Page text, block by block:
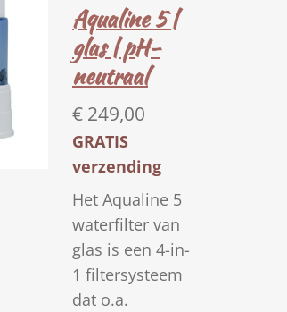
Aqualine 5 |
glas | pH-
neutraal
€ 249,00
GRATIS
verzending
Het Aqualine 5
waterfilter van
glas is een 4-in-
1 filtersysteem
dat o.a.